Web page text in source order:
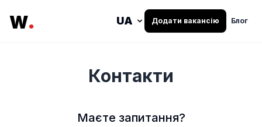
W. Додати вакансію Блог
Контакти
Маєте запитання?